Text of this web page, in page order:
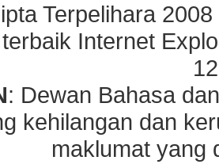
Terpelihara
Internet
: Dewan Bahasa
kehilangan dan
maklumat yang